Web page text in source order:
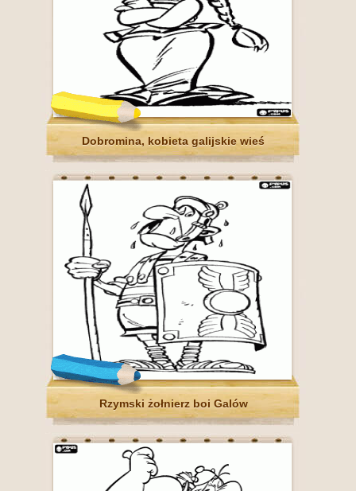
Dobromina, kobieta galijskie wieś
Rzymski żołnierz boi Galów